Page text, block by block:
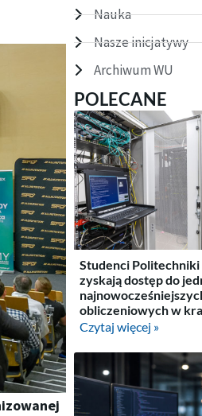
Nauka
Nasze inicjatywy
Archiwum WU
POLECANE
Studenci
zyskają dostęp do
obliczeniowych w
Czytaj więcej »